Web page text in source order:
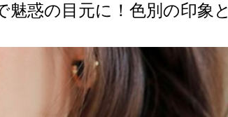
惑の目元に！色別の印象と